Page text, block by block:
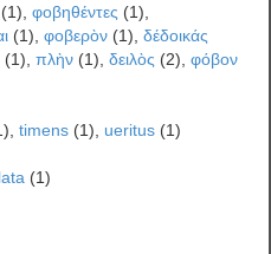
(1),φοβηθέντες (1),
(1),φοβερὸν (1),δέδοικάς
(1),πλὴν (1),δειλὸς (2),φόβον
timens (1), ueritus (1)
(1)